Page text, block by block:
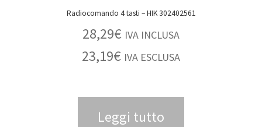
Radiocomando 4 tasti – HIK 302402561
28,29€ IVA INCLUSA
23,19€ IVA ESCLUSA
Leggi tutto